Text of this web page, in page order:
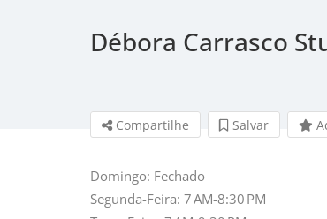
Débora Carrasco
Compartilhe Salvar
Domingo: Fechado
Segunda-Feira: 7 AM-8:30 PM